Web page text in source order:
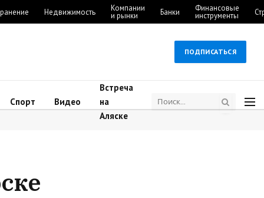
Недвижимость Компании
и рынки Банки Финансовые
инструменты
ПОДПИСАТЬСЯ
Спорт Видео
Встреча
на
Аляске